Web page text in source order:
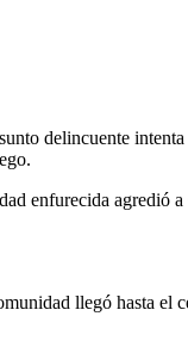
delincuente intenta
enfurecida agredió a
llegó hasta